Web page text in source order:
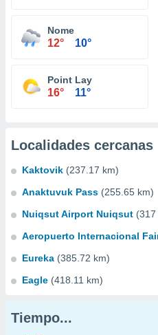
Nome
12° 10°
Point Lay
16° 11°
Localidades cercanas
Kaktovik (237.17 km)
Anaktuvuk Pass (255.65 km)
Nuiqsut Airport Nuiqsut (317
Aeropuerto Internacional
Eureka (385.72 km)
Eagle (418.11 km)
Tiempo...